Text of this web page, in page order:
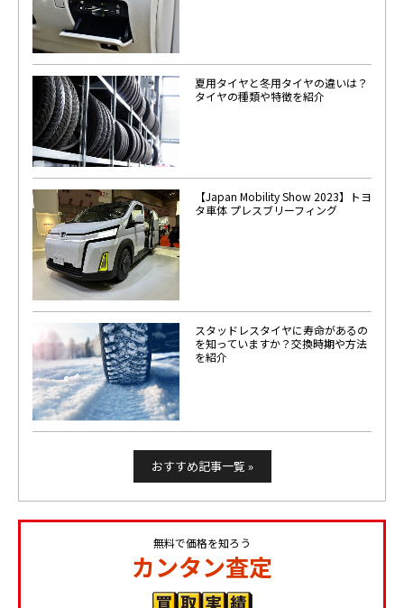
夏用タイヤと冬用タイヤの違いは？
タイヤの種類や特徴を紹介
【Japan Mobility Show 2023】トヨ
タ車体 プレスブリーフィング
スタッドレスタイヤに寿命があるの
を知っていますか？交換時期や方法
を紹介
おすすめ記事一覧 »
無料で価格を知ろう
カンタン査定